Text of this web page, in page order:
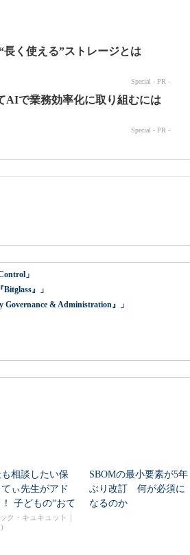
」
』」
& Administration』」
相談したい保
ぃ先生がアド
子どもの“おて
に、どん...
ク・キュキュット｜
SBOMの最小要素が5年
ぶり改訂 何が必須に
なるのか